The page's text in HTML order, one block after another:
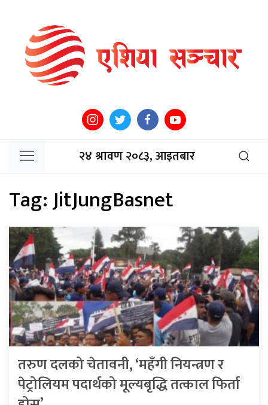
२४ श्रावण २०८३, आइतबार
Tag:JitJungBasnet
तरुण दलको चेतावनी, ‘महँगी नियन्त्रण र
पेट्रोलियम पदार्थको मूल्यबृद्धि तत्काल फिर्ता